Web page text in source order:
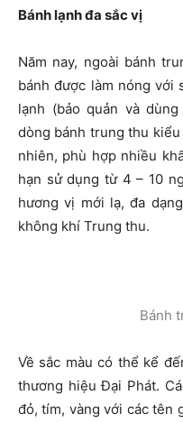
Bánh lạnh đa sắc vị
Năm nay, ngoài bánh
bánh được làm nóng với
lạnh (bảo quản và
dòng bánh trung thu
nhiên, phù hợp nhiều
hạn sử dụng từ 4 – 10
hương vị mới lạ, đa
không khí Trung thu.
Bánh
Về sắc màu có thể kể
thương hiệu Đại Phát.
đỏ, tím, vàng với các tên